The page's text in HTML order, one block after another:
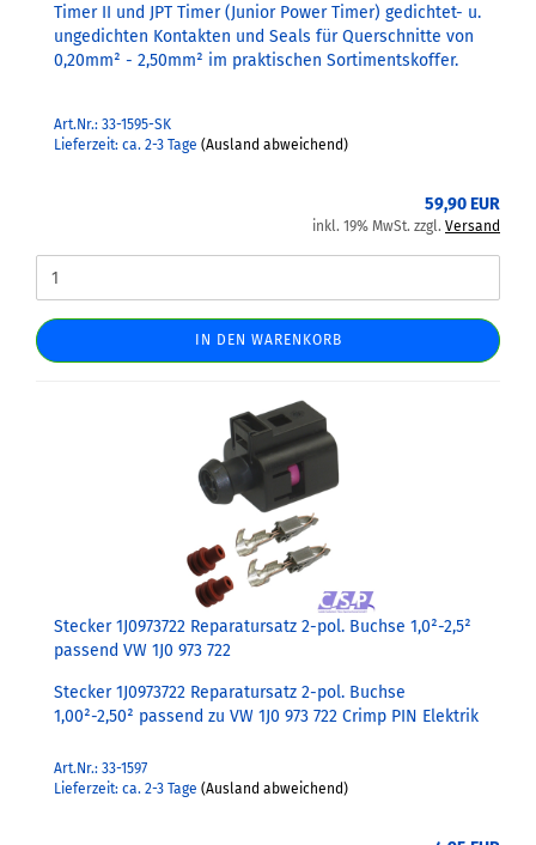
Timer II und JPT Timer (Junior Power Timer) gedichtet- u.
ungedichten Kontakten und Seals für Querschnitte von
0,20mm² - 2,50mm² im praktischen Sortimentskoffer.
Art.Nr.: 33-1595-SK
Lieferzeit: ca. 2-3 Tage (Ausland abweichend)
59,90 EUR
inkl. 19% MwSt. zzgl. Versand
IN DEN WARENKORB
Stecker 1J0973722 Reparatursatz 2-pol. Buchse 1,0²-2,5²
passend VW 1J0 973 722
Stecker 1J0973722 Reparatursatz 2-pol. Buchse
1,00²-2,50² passend zu VW 1J0 973 722 Crimp PIN Elektrik
Art.Nr.: 33-1597
Lieferzeit: ca. 2-3 Tage (Ausland abweichend)